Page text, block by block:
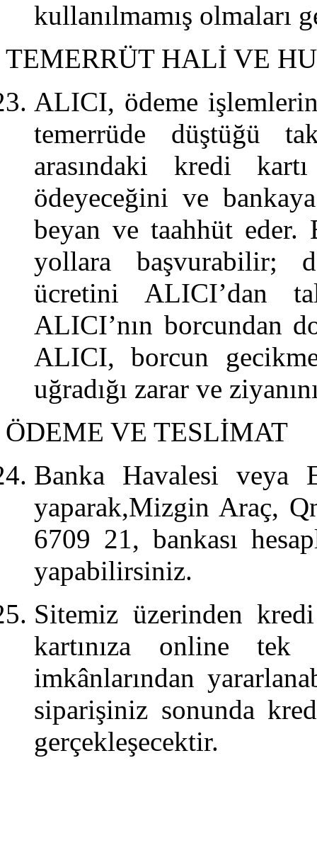
kullanılmamış olmaları
TEMERRÜT HALİ VE
ALICI, ödeme
temerrüde düştüğü
arasındaki kredi
ödeyeceğini ve
beyan ve taahhüt
yollara başvurabilir;
ücretini ALICI’dan
ALICI’nın borcundan
ALICI, borcun
uğradığı zarar ve
ÖDEME VE TESLİMAT
Banka Havalesi veya
yaparak,Mizgin Araç,
6709 21, bankası
yapabilirsiniz.
Sitemiz üzerinden
kartınıza online
imkânlarından
siparişiniz sonunda
gerçekleşecektir.